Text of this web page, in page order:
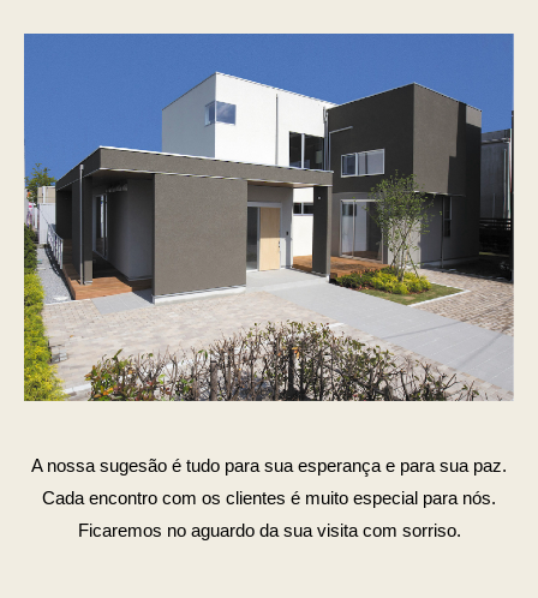
A nossa sugesão é tudo para sua esperança e para sua paz.
Cada encontro com os clientes é muito especial para nós.
Ficaremos no aguardo da sua visita com sorriso.